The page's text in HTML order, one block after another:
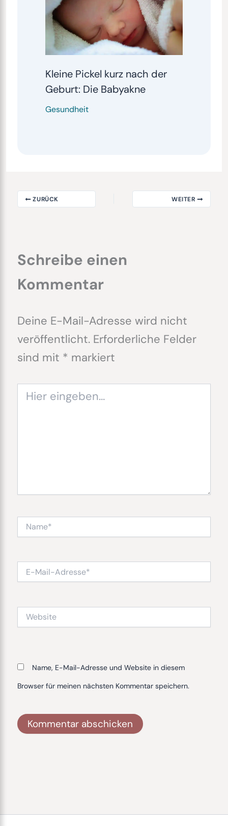
Kleine Pickel kurz nach der
Geburt: Die Babyakne
Gesundheit
ZURÜCK WEITER
Schreibe einen
Kommentar
Deine E-Mail-Adresse wird nicht
veröffentlicht. Erforderliche Felder
sind mit * markiert
eingeben…
Mail-
Name, E-Mail-Adresse und Website in diesem
Browser für meinen nächsten Kommentar speichern.